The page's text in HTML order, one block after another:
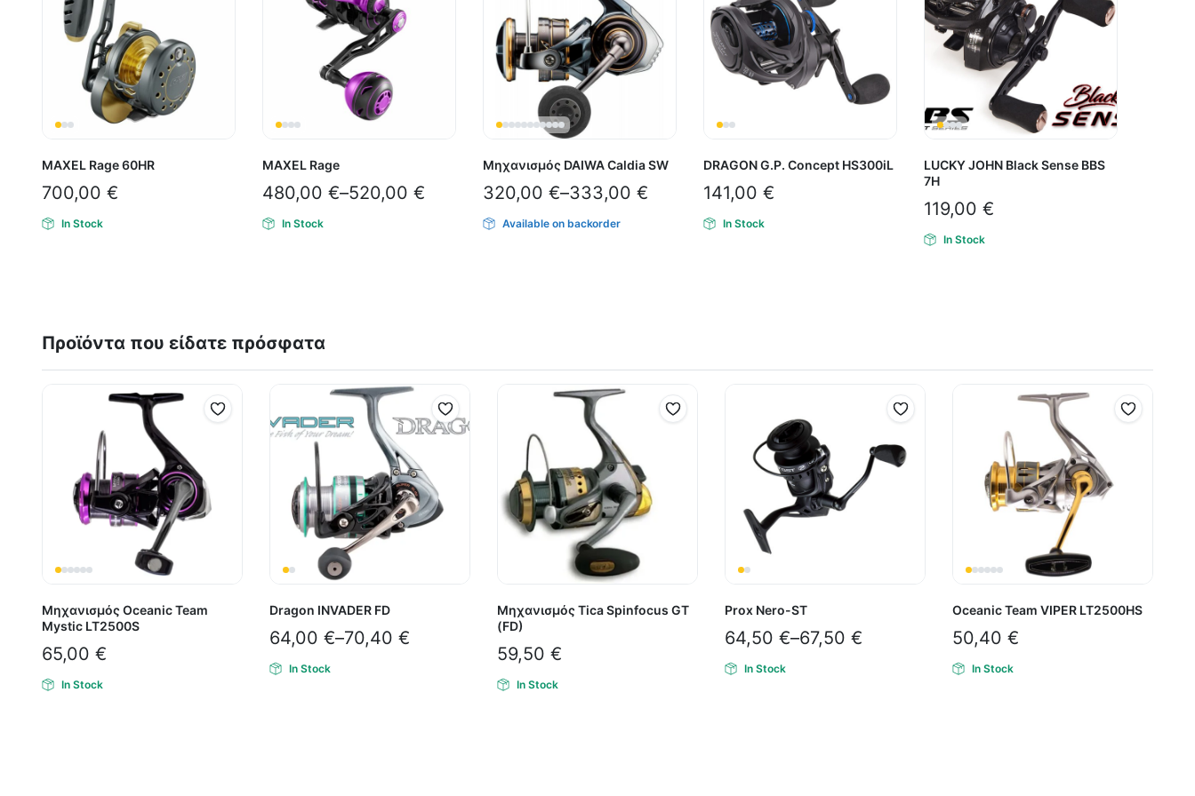
MAXEL Rage 60HR
700,00 €
In Stock
MAXEL Rage
480,00 €–520,00 €
In Stock
Μηχανισμός DAIWA Caldia SW
320,00 €–333,00 €
Available on backorder
DRAGON G.P. Concept HS300iL
141,00 €
In Stock
LUCKY JOHN Black Sense BBS
7H
119,00 €
In Stock
Προϊόντα που είδατε πρόσφατα
Μηχανισμός Oceanic Team
Mystic LT2500S
65,00 €
In Stock
Dragon INVADER FD
64,00 €–70,40 €
In Stock
Μηχανισμός Tica Spinfocus GT
(FD)
59,50 €
In Stock
Prox Nero-ST
64,50 €–67,50 €
In Stock
Oceanic Team VIPER LT2500HS
50,40 €
In Stock